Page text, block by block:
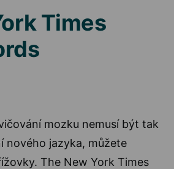
Times
mozku nemusí být tak
nového jazyka, můžete
The New York Times